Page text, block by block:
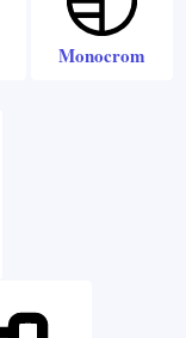
Monocrom